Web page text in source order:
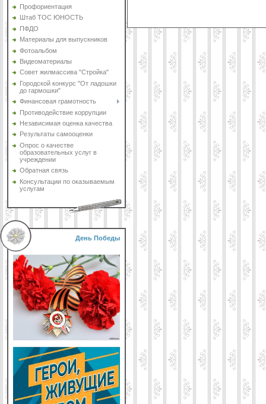
Профориентация
Штаб ТОС ЮНОСТЬ
ПФДО
Материалы для выпускников
Фотоальбом
Видеоматериалы
Совет жилмассива "Стройка"
Городской конкурс "От ладошки
до гармошки"
Финансовая грамотность
Противодействие коррупции
Независимая оценка качества
Результаты самооценки
Опрос о качестве
образовательных услуг в
учреждении
Обратная связь
Консультации по оказываемым
услугам
День Победы